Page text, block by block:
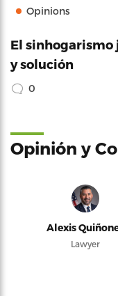
Opinions
El
y solución
0
Opinión y
Alexis
Lawyer